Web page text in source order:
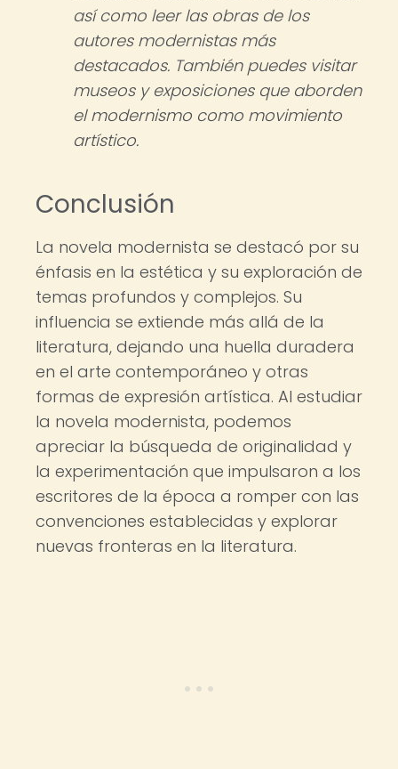
así como leer las obras de los
autores modernistas más
destacados. También puedes visitar
museos y exposiciones que aborden
el modernismo como movimiento
artístico.
Conclusión
La novela modernista se destacó por su
énfasis en la estética y su exploración de
temas profundos y complejos. Su
influencia se extiende más allá de la
literatura, dejando una huella duradera
en el arte contemporáneo y otras
formas de expresión artística. Al estudiar
la novela modernista, podemos
apreciar la búsqueda de originalidad y
la experimentación que impulsaron a los
escritores de la época a romper con las
convenciones establecidas y explorar
nuevas fronteras en la literatura.